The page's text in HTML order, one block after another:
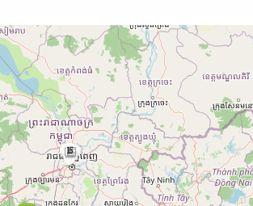
15